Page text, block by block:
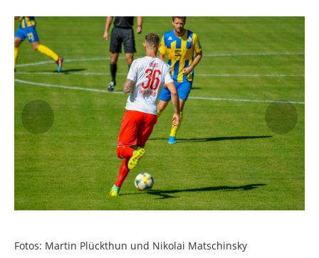
Fotos: Martin Plückthun und Nikolai Matschinsky